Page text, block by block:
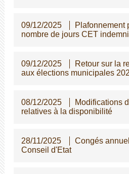
09/12/2025
Plafonnement
nombre de jours CET
09/12/2025
Retour sur la
aux élections municipales
08/12/2025
Modifications
relatives à la disponibilité
28/11/2025
Congés
Conseil d'Etat